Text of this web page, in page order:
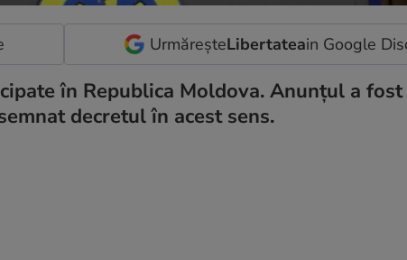
UrmăreșteLibertateain Google
în Republica Moldova. Anunțul a
decretul în acest sens.